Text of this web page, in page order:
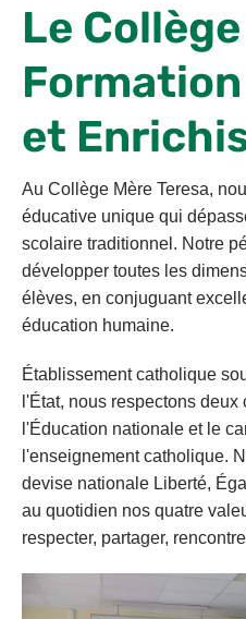
ÉCOLE DIRECTE
Le
et
Au Collège Mère Teresa,
éducative unique qui
scolaire traditionnel. Notre
développer toutes les
élèves, en conjuguant
éducation humaine.
Établissement catholique
l'État, nous respectons deux
l'Éducation nationale et le
l'enseignement catholique.
devise nationale Liberté,
au quotidien nos quatre
respecter, partager,